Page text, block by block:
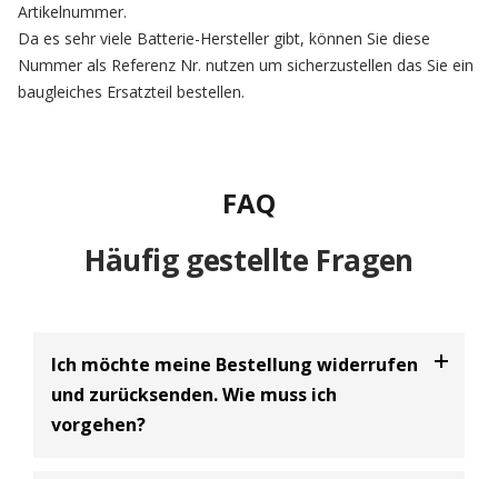
Artikelnummer.
Da es sehr viele Batterie-Hersteller gibt, können Sie diese
Nummer als Referenz Nr. nutzen um sicherzustellen das Sie ein
baugleiches Ersatzteil bestellen.
FAQ
Häufig gestellte Fragen
Ich möchte meine Bestellung widerrufen
und zurücksenden. Wie muss ich
vorgehen?